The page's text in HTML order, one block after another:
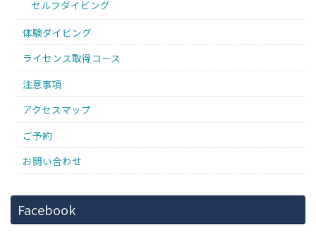
セルフダイビング
体験ダイビング
ライセンス取得コース
注意事項
アクセスマップ
ご予約
お問い合わせ
Facebook